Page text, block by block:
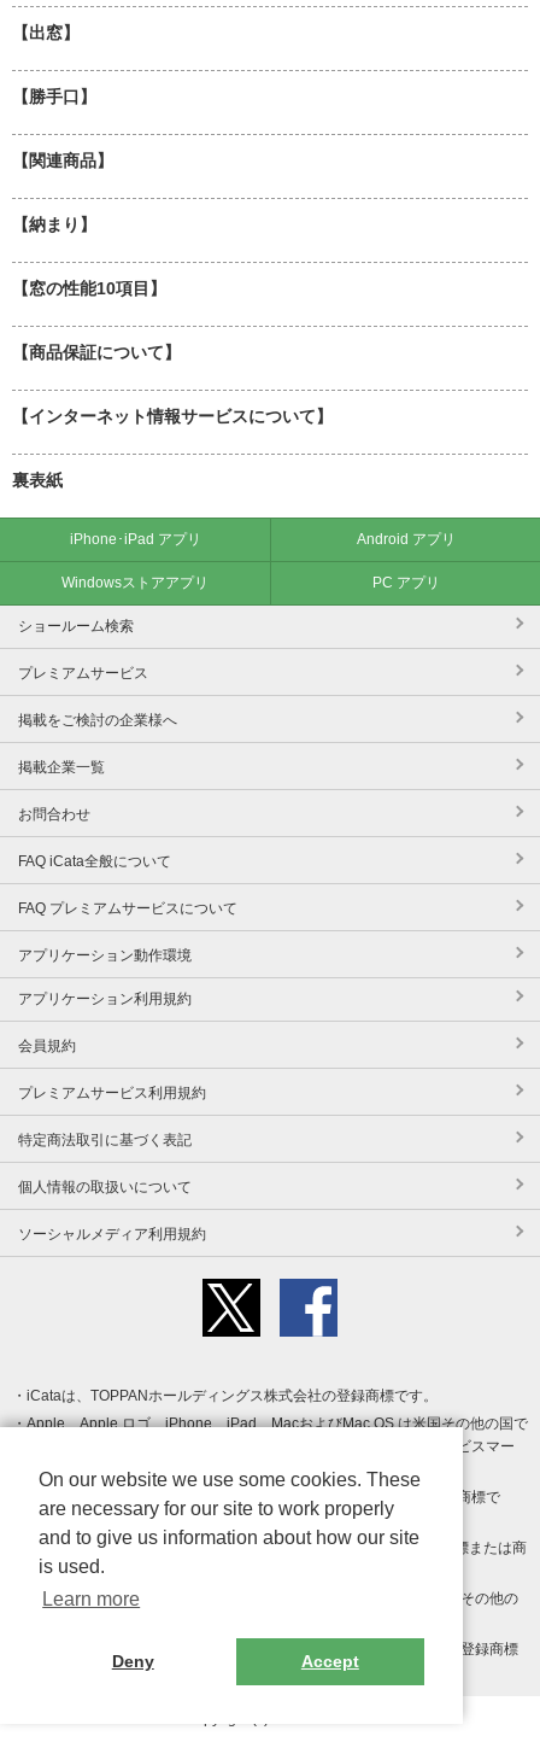
【出窓】
【勝手口】
【関連商品】
【納まり】
【窓の性能10項目】
【商品保証について】
【インターネット情報サービスについて】
裏表紙
iPhone･iPad アプリ Android アプリ
Windowsストアアプリ PC アプリ
ショールーム検索
プレミアムサービス
掲載をご検討の企業様へ
掲載企業一覧
お問合わせ
FAQ iCata全般について
FAQ プレミアムサービスについて
アプリケーション動作環境
アプリケーション利用規約
会員規約
プレミアムサービス利用規約
特定商法取引に基づく表記
個人情報の取扱いについて
ソーシャルメディア利用規約
iCataは、TOPPANホールディングス株式会社の登録商標です。
Apple、Apple ロゴ、iPhone、iPad、MacおよびMac OS は米国その他の国で
登録された Apple Inc. の商標です。App Store は Apple Inc. のサービスマー
クです。
Android、Google Play および Google Play ロゴ は Google LLC の商標で
す。
Windows は Microsoft Inc.の米国およびその他の国における登録商標または商
標です。
Adobe、Adobe Reader、Adobe PDF は、Adobe Inc.の米国およびその他の
その他、記載されている会社名、商品名、ロゴは各社の商標または登録商標
On our website we use some cookies. These
are necessary for our site to work properly
and to give us information about how our site
is used.
Learn more
Deny Accept